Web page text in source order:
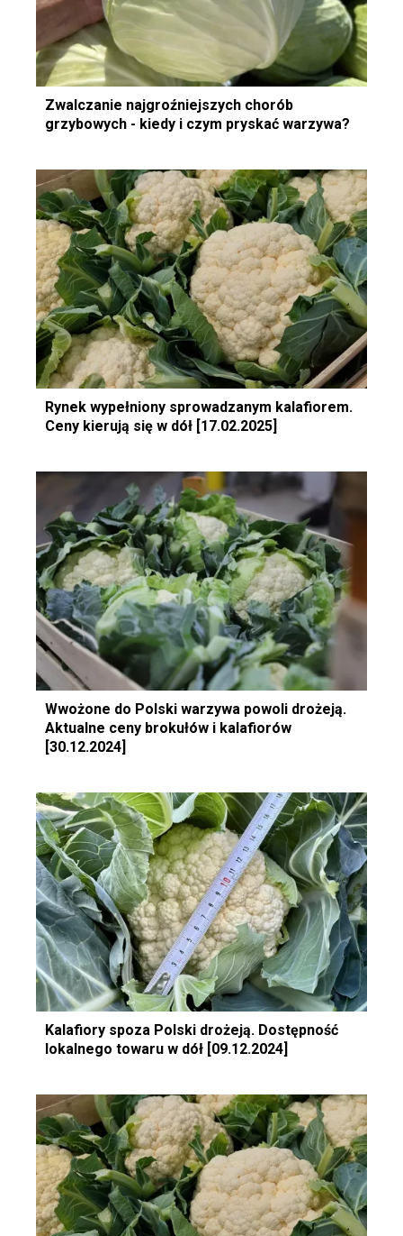
Zwalczanie najgroźniejszych chorób
grzybowych - kiedy i czym pryskać warzywa?
Rynek wypełniony sprowadzanym kalafiorem.
Ceny kierują się w dół [17.02.2025]
Wwożone do Polski warzywa powoli drożeją.
Aktualne ceny brokułów i kalafiorów
[30.12.2024]
Kalafiory spoza Polski drożeją. Dostępność
lokalnego towaru w dół [09.12.2024]